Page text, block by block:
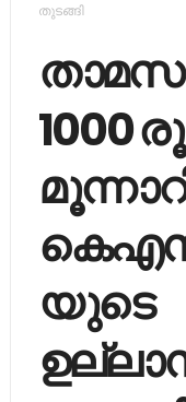
തുടങ്ങി
1000
യുടെ